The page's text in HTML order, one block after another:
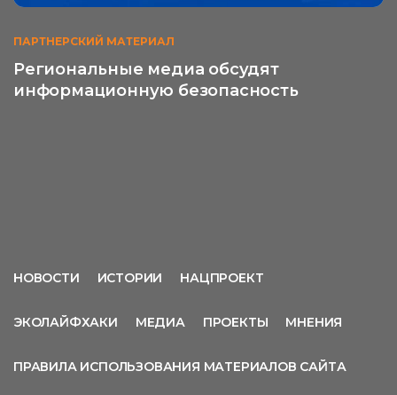
ПАРТНЕРСКИЙ МАТЕРИАЛ
Региональные медиа обсудят
информационную безопасность
НОВОСТИ ИСТОРИИ НАЦПРОЕКТ
ЭКОЛАЙФХАКИ МЕДИА ПРОЕКТЫ МНЕНИЯ
ПРАВИЛА ИСПОЛЬЗОВАНИЯ МАТЕРИАЛОВ САЙТА